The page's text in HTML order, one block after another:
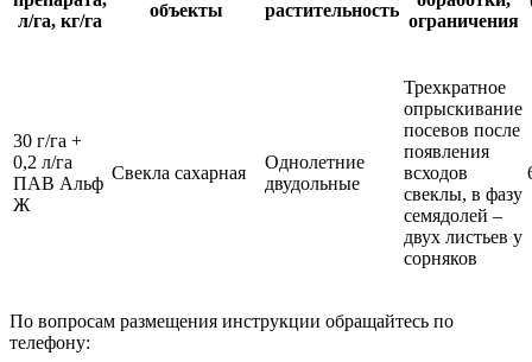
л/га, кг/га
объекты
растительность
ограничения
30 г/га +
0,2 л/га
ПАВ Альф
Ж
Свекла сахарная
Однолетние
двудольные
Трехкратное
опрыскивание
посевов после
появления
всходов
свеклы, в фазу
семядолей –
двух листьев у
сорняков
По вопросам размещения инструкции обращайтесь по
телефону: